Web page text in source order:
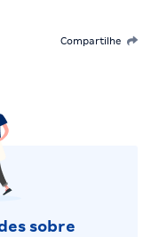
Compartilhe
sobre